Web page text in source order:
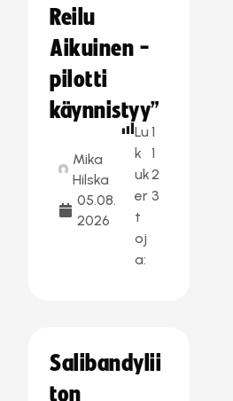
Reilu
Aikuinen -
pilotti
käynnistyy”
Mika
Hilska
05.08.
2026
Lu
k
uk
er
t
oj
a:
1
1
2
3
Salibandylii
ton